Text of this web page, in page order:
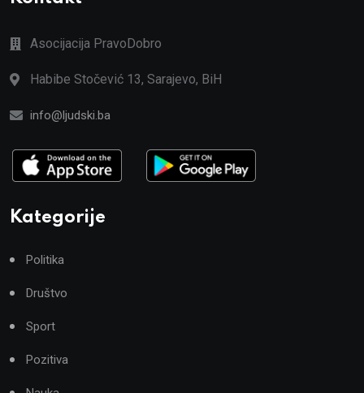
Asocijacija PravoDobro
Habibe Stočević 13, Sarajevo, BiH
info@ljudski.ba
Kategorije
Politika
Društvo
Sport
Pozitiva